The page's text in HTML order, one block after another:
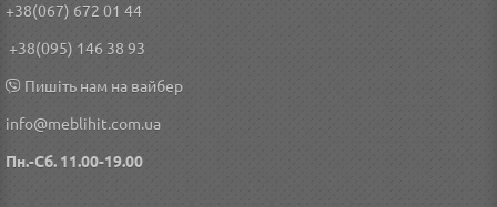
+38(067) 672 01 44
+38(095) 146 38 93
Пишіть нам на вайбер
info@meblihit.com.ua
Пн.-Сб. 11.00-19.00